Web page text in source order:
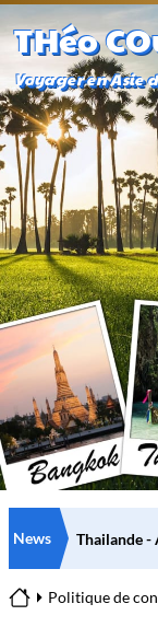
THéo
Voyager en Asie
News
Politique de